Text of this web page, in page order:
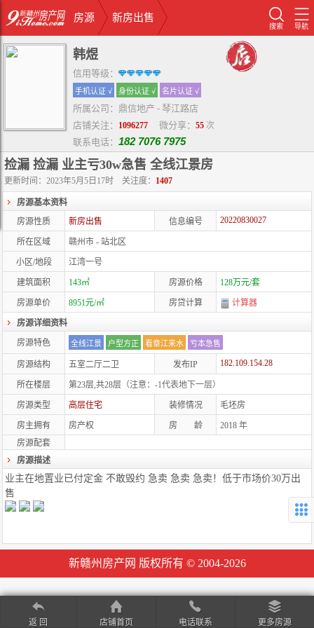
房源 新房出售
搜索 导航
韩煜
信用等级：
手机认证 √ 身份认证 √ 名片认证 √
所属公司：鼎信地产 - 琴江路店
店铺关注：
1096277 微分享： 55 次
联系电话： 182 7076 7975
捡漏 捡漏 业主亏30w急售 全线江景房
更新时间：2023年5月5日17时 关注度： 1407
房源基本资料
房源性质
新房出售 信息编号 20220830027
所在区域 赣州市 - 站北区
小区/地段 江湾一号
建筑面积 143㎡ 房源价格 128万元/套
房源单价 8951元/㎡ 房贷计算 计算器
房源详细资料
房源特色
全线江景 户型方正 看章江来水 亏本急售
房源结构 五室二厅二卫 发布IP 182.109.154.28
所在楼层 第23层,共28层 （注意：-1代表地下一层）
房源类型 高层住宅 装修情况 毛坯房
房主拥有 房产权 房 龄 2018 年
房源配套
房源描述
业主在地置业已付定金 不敢毁约 急卖 急卖 急卖！低于市场价30万出
售
新赣州房产网 版权所有 © 2004-2026
返 回 店铺首页 电话联系 更多房源